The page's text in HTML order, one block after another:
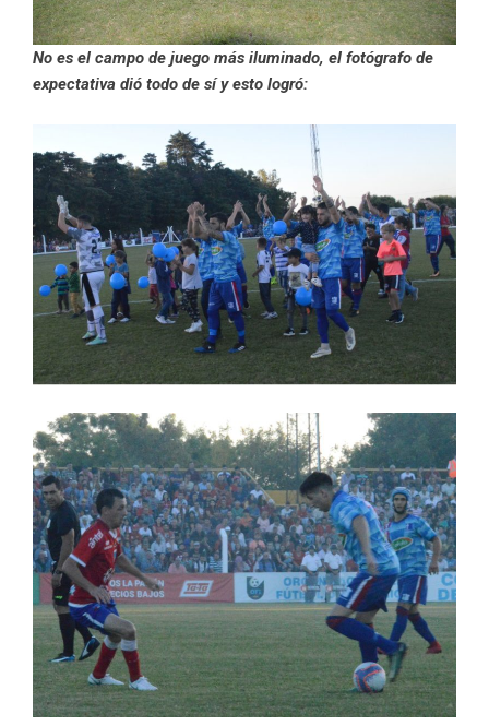
No es el campo de juego más iluminado, el fotógrafo de
expectativa dió todo de sí yesto logró: